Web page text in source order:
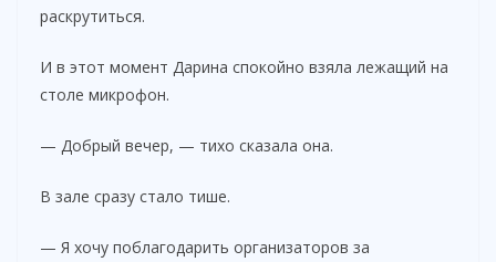
раскрутиться.
И в этот момент Дарина спокойно взяла лежащий на
столе микрофон.
— Добрый вечер, — тихо сказала она.
В зале сразу стало тише.
— Я хочу поблагодарить организаторов за